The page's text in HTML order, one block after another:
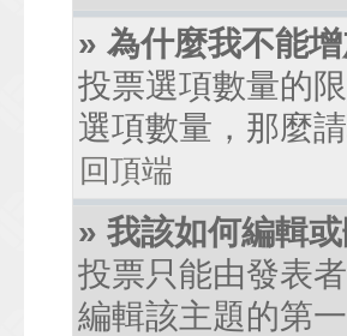
» 為什麼我不能
投票選項數量的
選項數量，那麼
回頂端
» 我該如何編輯
投票只能由發表
編輯該主題的第